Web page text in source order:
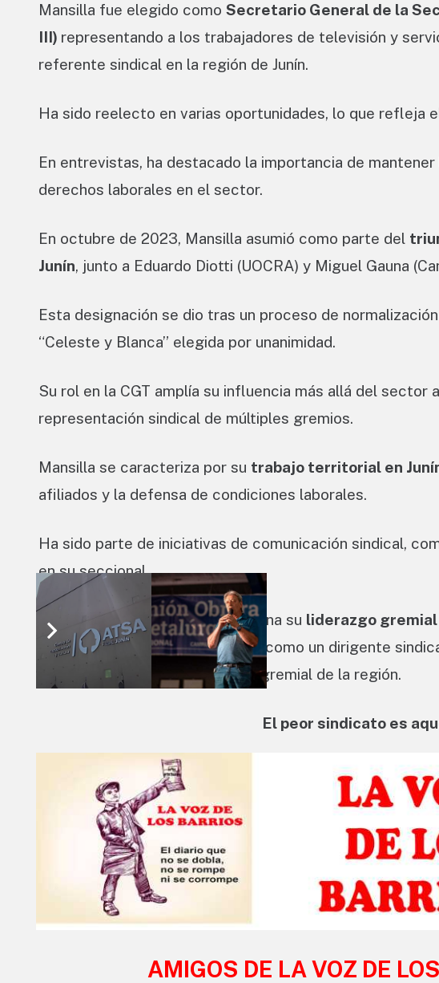
Mansilla fue elegido como Secretario General de la
III) representando a los trabajadores de televisión y
referente sindical en la región de Junín.
Ha sido reelecto en varias oportunidades, lo que refleja
En entrevistas, ha destacado la importancia de
derechos laborales en el sector.
En octubre de 2023, Mansilla asumió como parte del
Junín, junto a Eduardo Diotti (UOCRA) y Miguel Gauna
Esta designación se dio tras un proceso de
“Celeste y Blanca” elegida por unanimidad.
Su rol en la CGT amplía su influencia más allá del sector
representación sindical de múltiples gremios.
Mansilla se caracteriza por su trabajo territorial en
afiliados y la defensa de condiciones laborales.
Ha sido parte de iniciativas de comunicación sindical,
en su seccional.
La trayectoria de Mansilla combina su liderazgo gremial
Regional Junín
, consolidándose como un dirigente
como en la representación intergremial de la región.
El peor sindicato es
AMIGOS DE LA VOZ DE